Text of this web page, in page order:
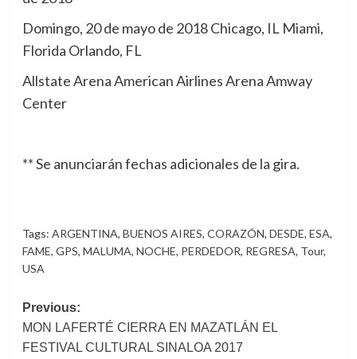
Domingo, 20 de mayo de 2018 Chicago, IL Miami,
Florida Orlando, FL
Allstate Arena American Airlines Arena Amway
Center
** Se anunciarán fechas adicionales de la gira.
Tags: ARGENTINA, BUENOS AIRES, CORAZÓN, DESDE, ESA,
FAME, GPS, MALUMA, NOCHE, PERDEDOR, REGRESA, Tour,
USA
Post
navigation
Previous:
MON LAFERTÉ CIERRA EN MAZATLÁN EL
FESTIVAL CULTURAL SINALOA 2017